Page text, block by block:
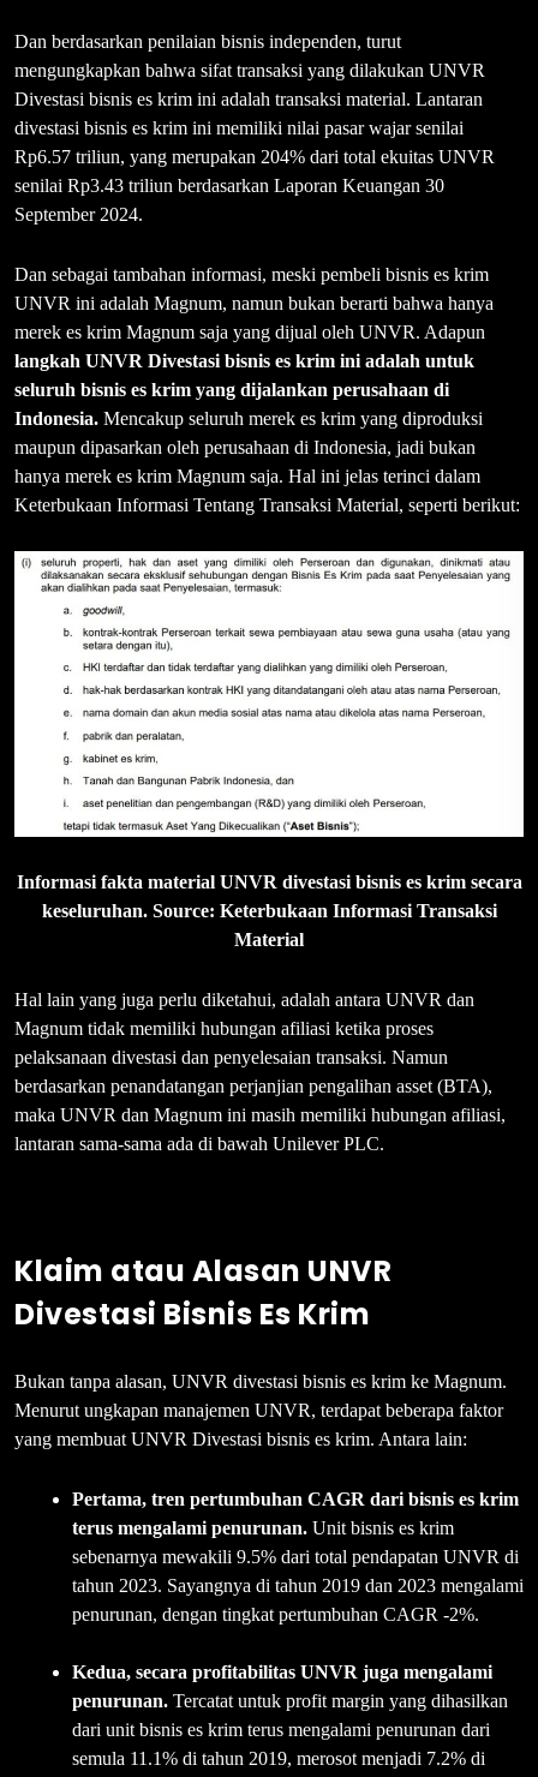
Dan berdasarkan penilaian bisnis independen, turut
mengungkapkan bahwa sifat transaksi yang dilakukan UNVR
Divestasi bisnis es krim ini adalah transaksi material. Lantaran
divestasi bisnis es krim ini memiliki nilai pasar wajar senilai
Rp6.57 triliun, yang merupakan 204% dari total ekuitas UNVR
senilai Rp3.43 triliun berdasarkan Laporan Keuangan 30
September 2024.
Dan sebagai tambahan informasi, meski pembeli bisnis es krim
UNVR ini adalah Magnum, namun bukan berarti bahwa hanya
merek es krim Magnum saja yang dijual oleh UNVR. Adapun
langkah UNVR Divestasi bisnis es krim ini adalah untuk
seluruh bisnis es krim yang dijalankan perusahaan di
Indonesia. Mencakup seluruh merek es krim yang diproduksi
maupun dipasarkan oleh perusahaan di Indonesia, jadi bukan
hanya merek es krim Magnum saja. Hal ini jelas terinci dalam
Keterbukaan Informasi Tentang Transaksi Material, seperti berikut:
Informasi fakta material UNVR divestasi bisnis es krim secara
keseluruhan. Source: Keterbukaan Informasi Transaksi
Material
Hal lain yang juga perlu diketahui, adalah antara UNVR dan
Magnum tidak memiliki hubungan afiliasi ketika proses
pelaksanaan divestasi dan penyelesaian transaksi. Namun
berdasarkan penandatangan perjanjian pengalihan asset (BTA),
maka UNVR dan Magnum ini masih memiliki hubungan afiliasi,
lantaran sama-sama ada di bawah Unilever PLC.
Klaim atau Alasan UNVR
Divestasi Bisnis Es Krim
Bukan tanpa alasan, UNVR divestasi bisnis es krim ke Magnum.
Menurut ungkapan manajemen UNVR, terdapat beberapa faktor
yang membuat UNVR Divestasi bisnis es krim. Antara lain:
Pertama, tren pertumbuhan CAGR dari bisnis es krim
terus mengalami penurunan. Unit bisnis es krim
sebenarnya mewakili 9.5% dari total pendapatan UNVR di
tahun 2023. Sayangnya di tahun 2019 dan 2023 mengalami
penurunan, dengan tingkat pertumbuhan CAGR -2%.
Kedua, secara profitabilitas UNVR juga mengalami
penurunan. Tercatat untuk profit margin yang dihasilkan
dari unit bisnis es krim terus mengalami penurunan dari
semula 11.1% di tahun 2019, merosot menjadi 7.2% di